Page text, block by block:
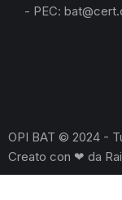
- PEC:
OPI BAT © 2024 -
Creato con ❤ da